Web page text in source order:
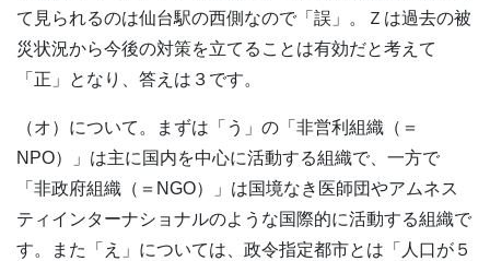
て見られるのは仙台駅の西側なので「誤」。Ｚは過去の被
災状況から今後の対策を立てることは有効だと考えて
「正」となり、答えは３です。
（オ）について。まずは「う」の「非営利組織（＝
NPO）」は主に国内を中心に活動する組織で、一方で
「非政府組織（＝NGO）」は国境なき医師団やアムネス
ティインターナショナルのような国際的に活動する組織で
す。また「え」については、政令指定都市とは「人口が５